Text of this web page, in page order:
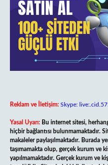
Reklam ve İletişim: Skype:
Yasal Uyarı: Bu internet sitesi,
hiçbir bağlantısı bulunmamaktadır.
makaleler paylaşılmaktadır. Burada
taşımamakta olup, gerçek kurum ve
yapılmamaktadır. Gerçek kurum ve